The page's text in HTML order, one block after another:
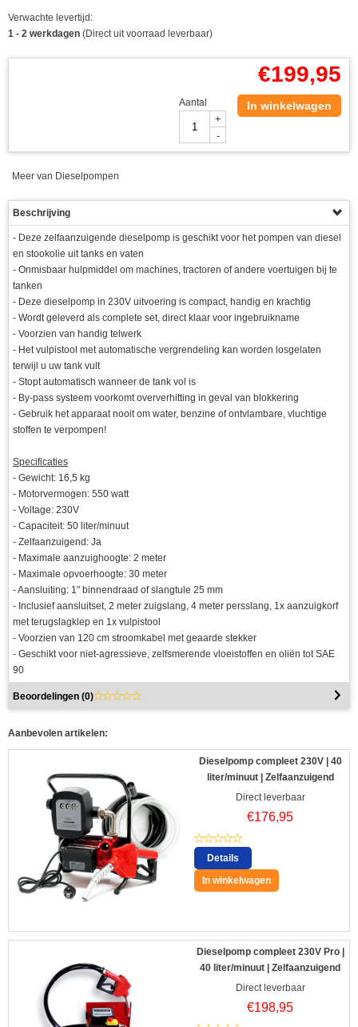
Verwachte levertijd:
1 - 2 werkdagen (Direct uit voorraad leverbaar)
€199,95
Aantal
+
-
In winkelwagen
Meer van Dieselpompen
Beschrijving
- Deze zelfaanzuigende dieselpomp is geschikt voor het pompen van diesel
en stookolie uit tanks en vaten
- Onmisbaar hulpmiddel om machines, tractoren of andere voertuigen bij te
tanken
- Deze dieselpomp in 230V uitvoering is compact, handig en krachtig
- Wordt geleverd als complete set, direct klaar voor ingebruikname
- Voorzien van handig telwerk
- Het vulpistool met automatische vergrendeling kan worden losgelaten
terwijl u uw tank vult
- Stopt automatisch wanneer de tank vol is
- By-pass systeem voorkomt oververhitting in geval van blokkering
- Gebruik het apparaat nooit om water, benzine of ontvlambare, vluchtige
stoffen te verpompen!
Specificaties
- Gewicht: 16,5 kg
- Motorvermogen: 550 watt
- Voltage: 230V
- Capaciteit: 50 liter/minuut
- Zelfaanzuigend: Ja
- Maximale aanzuighoogte: 2 meter
- Maximale opvoerhoogte: 30 meter
- Aansluiting: 1" binnendraad of slangtule 25 mm
- Inclusief aansluitset, 2 meter zuigslang, 4 meter persslang, 1x aanzuigkorf
met terugslagklep en 1x vulpistool
- Voorzien van 120 cm stroomkabel met geaarde stekker
- Geschikt voor niet-agressieve, zelfsmerende vloeistoffen en oliën tot SAE
90
Beoordelingen (0)
Aanbevolen artikelen:
Dieselpomp compleet 230V | 40
liter/minuut | Zelfaanzuigend
Direct leverbaar
€176,95
Details
In winkelwagen
Dieselpomp compleet 230V Pro |
40 liter/minuut | Zelfaanzuigend
Direct leverbaar
€198,95